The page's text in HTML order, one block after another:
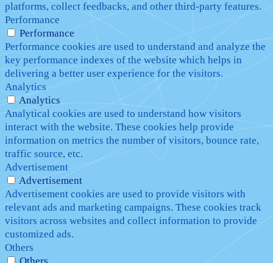
platforms, collect feedbacks, and other third-party features.
Performance
Performance
Performance cookies are used to understand and analyze the
key performance indexes of the website which helps in
delivering a better user experience for the visitors.
Analytics
Analytics
Analytical cookies are used to understand how visitors
interact with the website. These cookies help provide
information on metrics the number of visitors, bounce rate,
traffic source, etc.
Advertisement
Advertisement
Advertisement cookies are used to provide visitors with
relevant ads and marketing campaigns. These cookies track
visitors across websites and collect information to provide
customized ads.
Others